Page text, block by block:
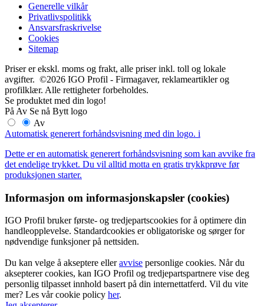
Generelle vilkår
Privatlivspolitikk
Ansvarsfraskrivelse
Cookies
Sitemap
Priser er ekskl. moms og frakt, alle priser inkl. toll og lokale
avgifter. ©2026 IGO Profil - Firmagaver, reklameartikler og
profilklær. Alle rettigheter forbeholdes.
Se produktet med din logo!
På Av Se nå Bytt logo
Av
Automatisk generert forhåndsvisning med din logo. i
Dette er en automatisk generert forhåndsvisning som kan avvike fra
det endelige trykket. Du vil alltid motta en gratis trykkprøve før
produksjonen starter.
Informasjon om informasjonskapsler (cookies)
IGO Profil bruker første- og tredjepartscookies for å optimere din
handleopplevelse. Standardcookies er obligatoriske og sørger for
nødvendige funksjoner på nettsiden.
Du kan velge å akseptere elleravvise personlige cookies. Når du
aksepterer cookies, kan IGO Profil og tredjepartspartnere vise deg
personlig tilpasset innhold basert på din internettatferd. Vil du vite
mer? Les vår cookie policy her.